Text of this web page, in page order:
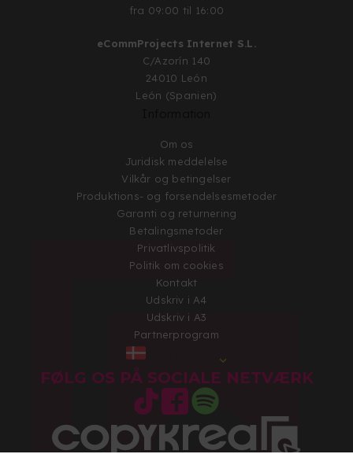
fra 09:00 til 16:00
eCommProjects Internet S.L.
C/Azorín 140
24010 León
León (Spanien)
Om os
Juridisk meddelelse
Vilkår og betingelser
Produktions- og forsendelsesmetoder
Garanti og returnering
Betalingsmetoder
Privatlivspolitik
Politik om cookies
Kontakt
Udskriv i A4
Udskriv i A3
Partnerprogram
FØLG OS PÅ SOCIALE NETVÆRK